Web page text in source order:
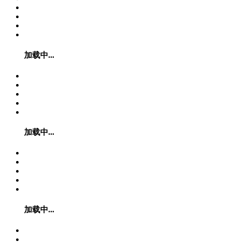
加载中...
加载中...
加载中...